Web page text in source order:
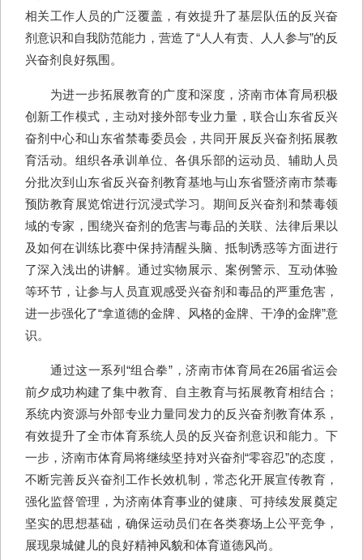
相关工作人员的广泛覆盖，有效提升了基层队伍的反兴奋
剂意识和自我防范能力，营造了“人人有责、人人参与”的反
兴奋剂良好氛围。
为进一步拓展教育的广度和深度，济南市体育局积极
创新工作模式，主动对接外部专业力量，联合山东省反兴
奋剂中心和山东省禁毒委员会，共同开展反兴奋剂拓展教
育活动。组织各承训单位、各俱乐部的运动员、辅助人员
分批次到山东省反兴奋剂教育基地与山东省暨济南市禁毒
预防教育展览馆进行沉浸式学习。期间反兴奋剂和禁毒领
域的专家，围绕兴奋剂的危害与毒品的关联、法律后果以
及如何在训练比赛中保持清醒头脑、抵制诱惑等方面进行
了深入浅出的讲解。通过实物展示、案例警示、互动体验
等环节，让参与人员直观感受兴奋剂和毒品的严重危害，
进一步强化了“拿道德的金牌、风格的金牌、干净的金牌”意
识。
通过这一系列“组合拳”，济南市体育局在26届省运会
前夕成功构建了集中教育、自主教育与拓展教育相结合；
系统内资源与外部专业力量同发力的反兴奋剂教育体系，
有效提升了全市体育系统人员的反兴奋剂意识和能力。下
一步，济南市体育局将继续坚持对兴奋剂“零容忍”的态度，
不断完善反兴奋剂工作长效机制，常态化开展宣传教育，
强化监督管理，为济南体育事业的健康、可持续发展奠定
坚实的思想基础，确保运动员们在各类赛场上公平竞争，
展现泉城健儿的良好精神风貌和体育道德风尚。